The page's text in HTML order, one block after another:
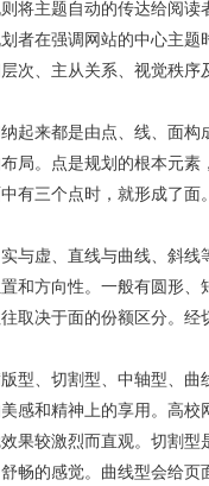
将主题自动的传达给阅
者在强调网站的中心主
次、主从关系、视觉秩序
起来都是由点、线、面
局。点是规划的根本元
有三个点时，就形成了
与虚、直线与曲线、斜
和方向性。一般有圆形
取决于面的份额区分。
型、切割型、中轴型、
感和精神上的享用。高
果较激烈而直观。切割
畅的感觉。曲线型会给